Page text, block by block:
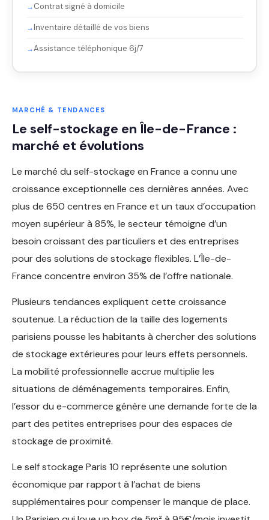
Contrat signé à domicile
Inventaire détaillé de vos biens
Assistance téléphonique 6j/7
MARCHÉ & TENDANCES
Le self-stockage en Île-de-France :
marché et évolutions
Le marché du self-stockage en France a connu une
croissance exceptionnelle ces dernières années. Avec
plus de 650 centres en France et un taux d’occupation
moyen supérieur à 85%, le secteur témoigne d’un
besoin croissant des particuliers et des entreprises
pour des solutions de stockage flexibles. L’Île-de-
France concentre environ 35% de l’offre nationale.
Plusieurs tendances expliquent cette croissance
soutenue. La réduction de la taille des logements
parisiens pousse les habitants à chercher des solutions
de stockage extérieures pour leurs effets personnels.
La mobilité professionnelle accrue multiplie les
situations de déménagements temporaires. Enfin,
l’essor du e-commerce génère une demande forte de la
part des petites entreprises pour des espaces de
stockage de proximité.
Le self stockage Paris 10 représente une solution
économique par rapport à l’achat de biens
supplémentaires pour compenser le manque de place.